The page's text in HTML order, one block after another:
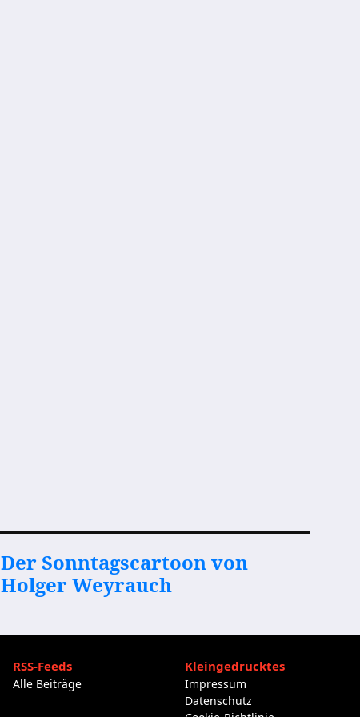
Der Sonntagscartoon von
Holger Weyrauch
RSS-Feeds
Alle Beiträge
Kleingedrucktes
Impressum
Datenschutz